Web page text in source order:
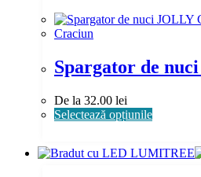
variații.
Opțiunile
alese
produsului.
Craciun
Spargator de
De la 32.00 lei
Selectează opțiunileAcest
mai